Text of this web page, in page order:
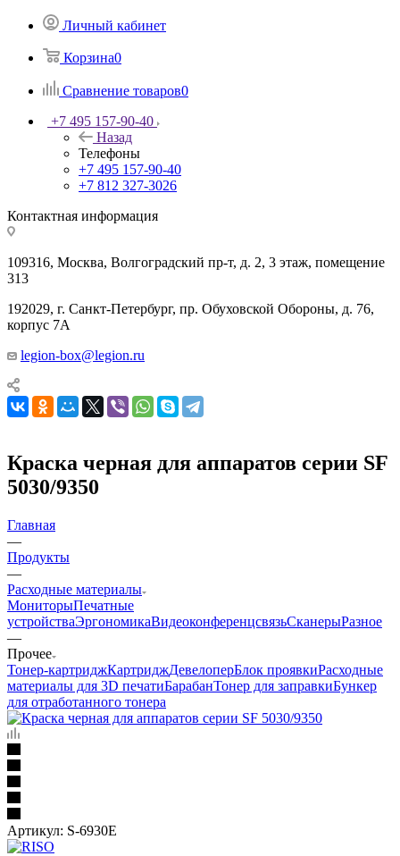
Личный кабинет
Корзина0
Сравнение товаров0
+7 495 157-90-40
Назад
Телефоны
+7 495 157-90-40
+7 812 327-3026
Контактная информация
109316, Москва, Волгоградский пр-т, д. 2, 3 этаж, помещение
313
192029, г. Санкт-Петербург, пр. Обуховской Обороны, д. 76,
корпус 7А
legion-box@legion.ru
Краска черная для аппаратов серии SF
5030/9350
Главная
—
Продукты
—
Расходные материалы
МониторыПечатные
устройстваЭргономикаВидеоконференцсвязьСканерыРазное
—
Прочее
Тонер-картриджКартриджДевелоперБлок проявкиРасходные
материалы для 3D печатиБарабанТонер для заправкиБункер
для отработанного тонера
Артикул: S-6930E